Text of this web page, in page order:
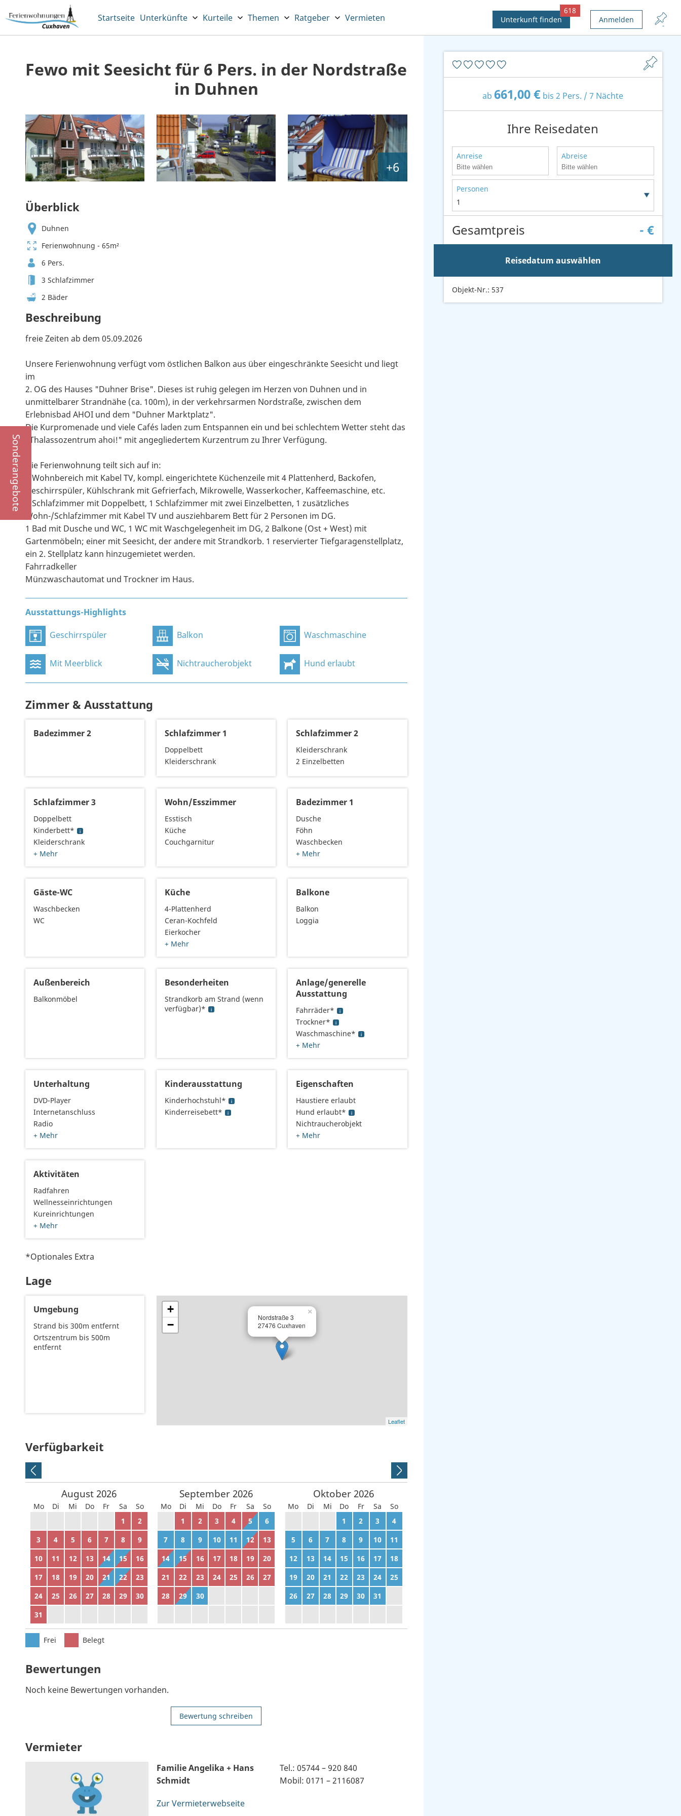
Sonderangebote
Startseite Unterkünfte Kurteile Themen Ratgeber Vermieten Unterkunft finden
618
Anmelden
Fewo mit Seesicht für 6 Pers. in der Nordstraße
in Duhnen
+6
Überblick
Duhnen
Ferienwohnung - 65m²
6 Pers.
3 Schlafzimmer
2 Bäder
Beschreibung
freie Zeiten ab dem 05.09.2026
Unsere Ferienwohnung verfügt vom östlichen Balkon aus über eingeschränkte Seesicht und liegt
im
2. OG des Hauses "Duhner Brise". Dieses ist ruhig gelegen im Herzen von Duhnen und in
unmittelbarer Strandnähe (ca. 100m), in der verkehrsarmen Nordstraße, zwischen dem
Erlebnisbad AHOI und dem "Duhner Marktplatz".
Die Kurpromenade und viele Cafés laden zum Entspannen ein und bei schlechtem Wetter steht das
"Thalassozentrum ahoi!" mit angegliedertem Kurzentrum zu Ihrer Verfügung.
Die Ferienwohnung teilt sich auf in:
1 Wohnbereich mit Kabel TV, kompl. eingerichtete Küchenzeile mit 4 Plattenherd, Backofen,
Geschirrspüler, Kühlschrank mit Gefrierfach, Mikrowelle, Wasserkocher, Kaffeemaschine, etc.
1 Schlafzimmer mit Doppelbett, 1 Schlafzimmer mit zwei Einzelbetten, 1 zusätzliches
Wohn-/Schlafzimmer mit Kabel TV und ausziehbarem Bett für 2 Personen im DG.
1 Bad mit Dusche und WC, 1 WC mit Waschgelegenheit im DG, 2 Balkone (Ost + West) mit
Gartenmöbeln; einer mit Seesicht, der andere mit Strandkorb. 1 reservierter Tiefgaragenstellplatz,
ein 2. Stellplatz kann hinzugemietet werden.
Fahrradkeller
Münzwaschautomat und Trockner im Haus.
Ausstattungs-Highlights
Geschirrspüler Balkon Waschmaschine
Mit Meerblick Nichtraucherobjekt Hund erlaubt
Zimmer & Ausstattung
Badezimmer 2 Schlafzimmer 1
Doppelbett
Kleiderschrank
Schlafzimmer 2
Kleiderschrank
2 Einzelbetten
Schlafzimmer 3
Doppelbett
Kinderbett*
Kleiderschrank
+ Mehr
Wohn/Esszimmer
Esstisch
Küche
Couchgarnitur
Badezimmer 1
Dusche
Föhn
Waschbecken
+ Mehr
Gäste-WC
Waschbecken
WC
Küche
4-Plattenherd
Ceran-Kochfeld
Eierkocher
+ Mehr
Balkone
Balkon
Loggia
Außenbereich
Balkonmöbel
Besonderheiten
Strandkorb am Strand (wenn
verfügbar)*
Anlage/generelle
Ausstattung
Fahrräder*
Trockner*
Waschmaschine*
+ Mehr
Unterhaltung
DVD-Player
Internetanschluss
Radio
+ Mehr
Kinderausstattung
Kinderhochstuhl*
Kinderreisebett*
Eigenschaften
Haustiere erlaubt
Hund erlaubt*
Nichtraucherobjekt
+ Mehr
Aktivitäten
Radfahren
Wellnesseinrichtungen
Kureinrichtungen
+ Mehr
*Optionales Extra
Lage
Umgebung
Strand bis 300m entfernt
Ortszentrum bis 500m
entfernt
Nordstraße 3
27476 Cuxhaven
×
+
−
Leaflet
Verfügbarkeit
August 2026
Mo Di Mi Do Fr Sa
So
1
2
3
4 5 6 7 8
9
10
11 12 13 14 15
16
17
18 19 20 21 22
23
24
25 26 27 28 29
30
31
September 2026
Mo Di Mi Do Fr Sa
So
1 2 3 4 5
6
7
8 9 10 11 12
13
14
15 16 17 18 19
20
21
22 23 24 25 26
27
28
29 30
Oktober 2026
Mo Di Mi Do Fr Sa
So
1 2 3
4
5
6 7 8 9 10
11
12
13 14 15 16 17
18
19
20 21 22 23 24
25
26
27 28 29 30 31
Frei Belegt
Bewertungen
Noch keine Bewertungen vorhanden.
Bewertung schreiben
Vermieter
Familie Angelika + Hans
Schmidt
Zur Vermieterwebseite
Tel.: 05744 – 920 840
Mobil: 0171 – 2116087
ab 661,00 € bis 2 Pers. / 7 Nächte
Ihre Reisedaten
Anreise Abreise
Personen
1
Gesamtpreis - €
Reisedatum auswählen
Objekt-Nr.: 537